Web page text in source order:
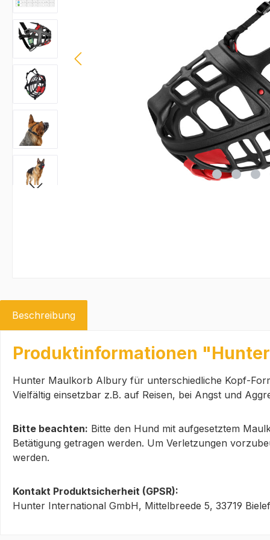
Beschreibung
Produktinformationen
Hunter Maulkorb Albury für unterschiedliche Kopf-
Vielfältig einsetzbar z.B. auf Reisen, bei Angst und
Bitte beachten: Bitte den Hund mit aufgesetztem
Betätigung getragen werden. Um Verletzungen
werden.
Kontakt Produktsicherheit (GPSR):
Hunter International GmbH, Mittelbreede 5, 33719